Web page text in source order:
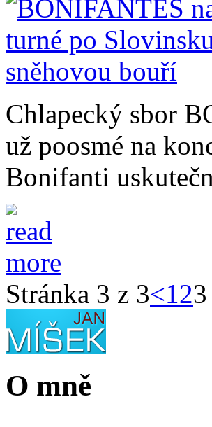
Chlapecký sbor
už poosmé na
Bonifanti
Stránka 3 z 3<123
O mně